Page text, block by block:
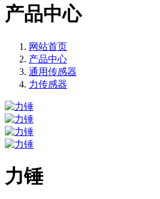
产品中心
网站首页
产品中心
通用传感器
力传感器
力锤